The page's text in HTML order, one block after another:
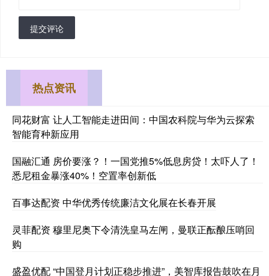
提交评论
热点资讯
同花财富 让人工智能走进田间：中国农科院与华为云探索
智能育种新应用
国融汇通 房价要涨？！一国党推5%低息房贷！太吓人了！
悉尼租金暴涨40%！空置率创新低
百事达配资 中华优秀传统廉洁文化展在长春开展
灵菲配资 穆里尼奥下令清洗皇马左闸，曼联正酝酿压哨回
购
盛盈优配 “中国登月计划正稳步推进”，美智库报告鼓吹在月